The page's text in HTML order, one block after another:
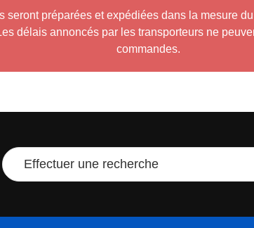
seront préparées et expédiées dans la mesure
délais annoncés par les transporteurs ne
commandes.
Effectuer une recherche